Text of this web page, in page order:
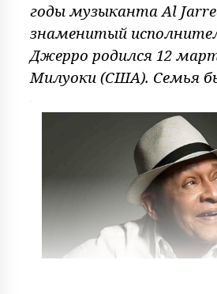
годы музыканта Al
знаменитый
Джерро родился 12
Милуоки (США). Семья